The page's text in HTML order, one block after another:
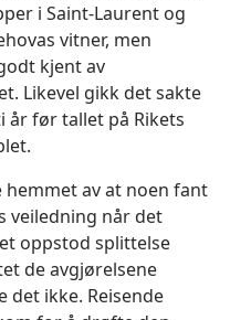
i Saint-Laurent og
vitner, men
kjent av
Likevel gikk det sakte
år før tallet på Rikets
av at noen fant
veiledning når det
oppstod splittelse
de avgjørelsene
ikke. Reisende